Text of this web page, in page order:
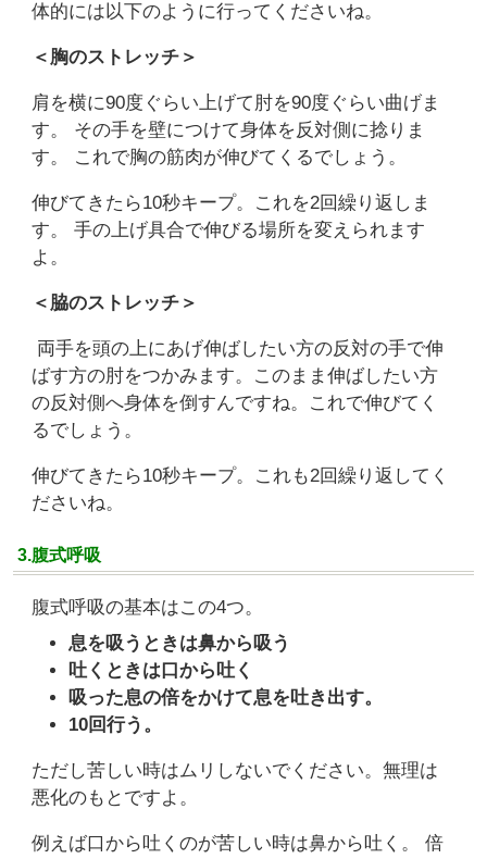
体的には以下のように行ってくださいね。
＜胸のストレッチ＞
肩を横に90度ぐらい上げて肘を90度ぐらい曲げま
す。 その手を壁につけて身体を反対側に捻りま
す。 これで胸の筋肉が伸びてくるでしょう。
伸びてきたら10秒キープ。これを2回繰り返しま
す。 手の上げ具合で伸びる場所を変えられます
よ。
＜脇のストレッチ＞
両手を頭の上にあげ伸ばしたい方の反対の手で伸
ばす方の肘をつかみます。このまま伸ばしたい方
の反対側へ身体を倒すんですね。これで伸びてく
るでしょう。
伸びてきたら10秒キープ。これも2回繰り返してく
ださいね。
3.腹式呼吸
腹式呼吸の基本はこの4つ。
息を吸うときは鼻から吸う
吐くときは口から吐く
吸った息の倍をかけて息を吐き出す。
10回行う。
ただし苦しい時はムリしないでください。無理は
悪化のもとですよ。
例えば口から吐くのが苦しい時は鼻から吐く。 倍